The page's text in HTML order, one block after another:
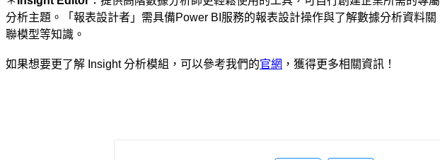
分析主題。「報表設計者」需具備Power BI服務的報表設計操作與了解數據分析資料關
聯模型等知識。
如果想要更了解 Insight 分析模組，可以參考我們的官網 ，獲得更多相關資訊！